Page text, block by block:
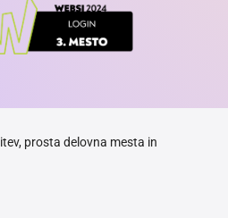
prosta delovna mesta in